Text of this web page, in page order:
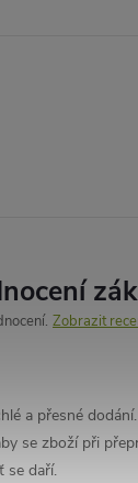
Zobrazit
a přesné dodání.
se zboží při
se daří.